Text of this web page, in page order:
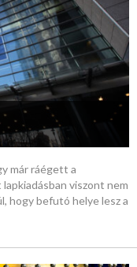
már ráégett a
viszont nem
hogy befutó helye lesz a